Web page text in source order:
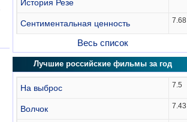
История Резе
Сентиментальная ценность 7.68
Весь список
Лучшие российские фильмы за год
На выброс 7.5
Волчок 7.43